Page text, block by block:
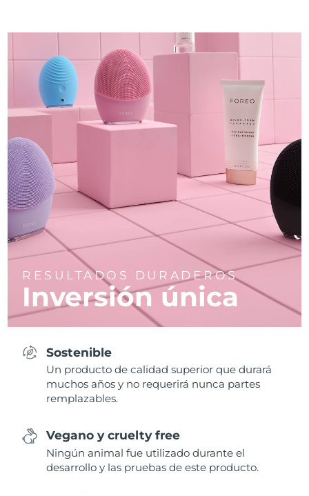
RESULTADOS DURADEROS
Inversión única
Sostenible
Un producto de calidad superior que durará
muchos años y no requerirá nunca partes
remplazables.
Vegano y cruelty free
Ningún animal fue utilizado durante el
desarrollo y las pruebas de este producto.